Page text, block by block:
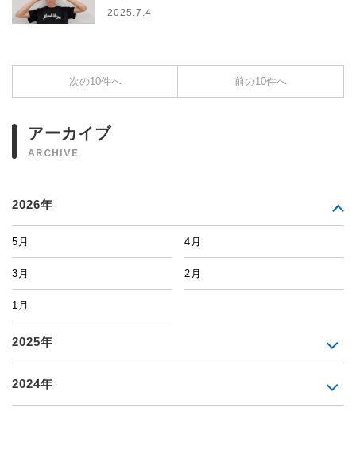
2025.7.4
次の10件へ 前の10件へ
アーカイブ
ARCHIVE
2026年
5月 4月
3月 2月
1月
2025年
2024年